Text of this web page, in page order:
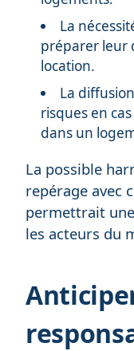
La
préparer leur
location.
La
risques en
dans un
La possible
repérage avec
permettrait
les acteurs du